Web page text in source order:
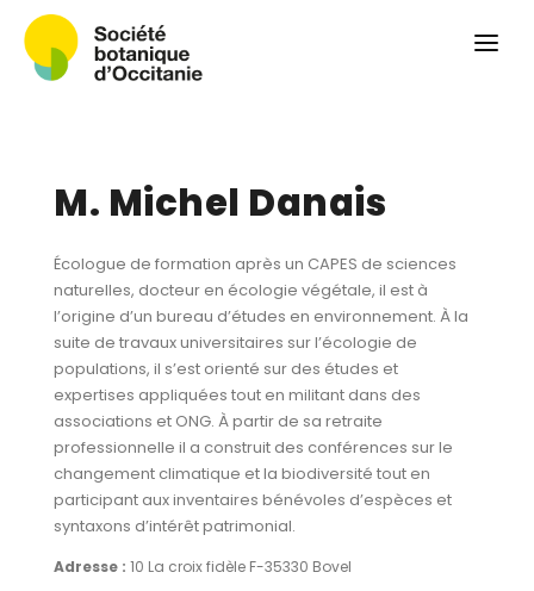
Convergences botaniques
Herbier PCPR
Ressources
Actualités et calendrier
Contact
M. Michel Danais
Écologue de formation après un CAPES de sciences
naturelles, docteur en écologie végétale, il est à
l’origine d’un bureau d’études en environnement. À la
suite de travaux universitaires sur l’écologie de
populations, il s’est orienté sur des études et
expertises appliquées tout en militant dans des
associations et ONG. À partir de sa retraite
professionnelle il a construit des conférences sur le
changement climatique et la biodiversité tout en
participant aux inventaires bénévoles d’espèces et
syntaxons d’intérêt patrimonial.
Adresse : 10 La croix fidèle F-35330 Bovel